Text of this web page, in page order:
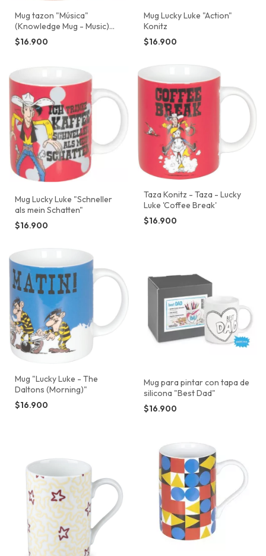
Mug tazon "Música"
(Knowledge Mug - Music)
konitz
$16.900
Mug Lucky Luke "Action"
Konitz
$16.900
Mug Lucky Luke "Schneller
als mein Schatten"
$16.900
Taza Konitz - Taza - Lucky
Luke 'Coffee Break'
$16.900
Mug "Lucky Luke - The
Daltons (Morning)"
$16.900
Mug para pintar con tapa de
silicona "Best Dad"
$16.900